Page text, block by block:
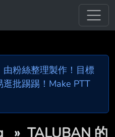
粉絲整理製作！目標
批踢踢！Make PTT
» TALUBAN 的